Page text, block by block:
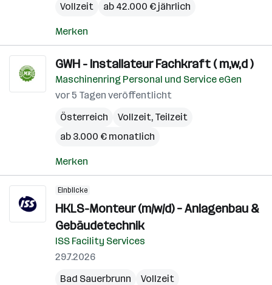
Vollzeit
ab 42.000 € jährlich
Merken
GWH - Installateur Fachkraft ( m,w,d )
Maschinenring Personal und Service eGen
vor 5 Tagen veröffentlicht
Österreich
Vollzeit, Teilzeit
ab 3.000 € monatlich
Merken
Einblicke
HKLS-Monteur (m/w/d) – Anlagenbau &
Gebäudetechnik
ISS Facility Services
29.7.2026
Bad Sauerbrunn
Vollzeit